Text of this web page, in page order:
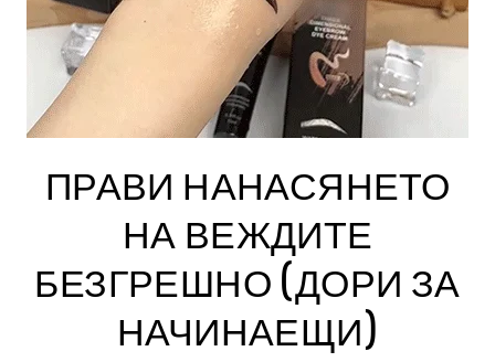
ПРАВИ НАНАСЯНЕТО
НА ВЕЖДИТЕ
БЕЗГРЕШНО (ДОРИ ЗА
НАЧИНАЕЩИ)